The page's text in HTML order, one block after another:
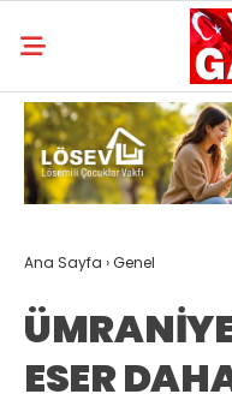
Ana Sayfa ›Genel
ESER